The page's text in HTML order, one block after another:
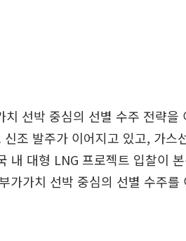
선박 중심의 선별 수주 전략을
조 발주가 이어지고 있고, 가스
내 대형 LNG 프로젝트 입찰이
가가치 선박 중심의 선별 수주를